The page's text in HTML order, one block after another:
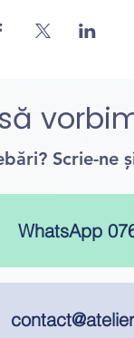
Scrie-ne
WhatsApp